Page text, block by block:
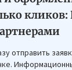
отправить